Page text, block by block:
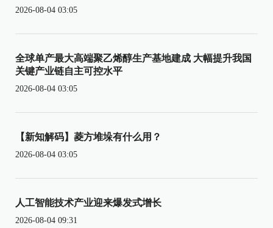
2026-08-04 03:05
全球单产最大高端聚乙烯醇生产基地建成 大幅提升我国
关键产业链自主可控水平
2026-08-04 03:05
【新知解码】菱方堆垛有什么用？
2026-08-04 03:05
人工智能技术产业迎来爆发式增长
2026-08-04 09:31